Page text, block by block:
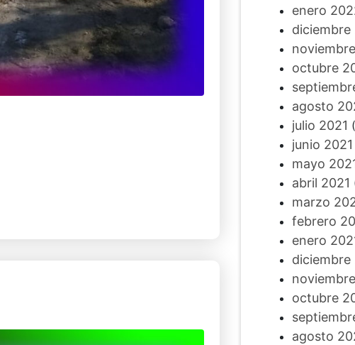
enero
diciembre
octubre
agosto
julio 2021
junio 2021
mayo
abril 2021
marzo
febrero
enero
diciembre
octubre
agosto